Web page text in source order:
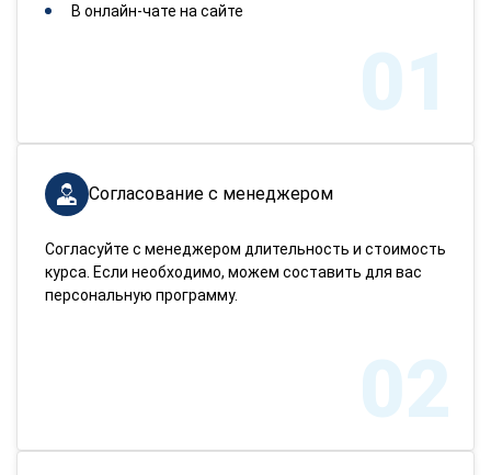
В онлайн-чате на сайте
01
Согласование с менеджером
Согласуйте с менеджером длительность и стоимость
курса. Если необходимо, можем составить для вас
персональную программу.
02